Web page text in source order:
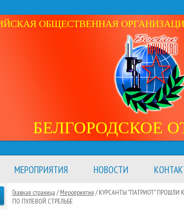
ОБЩЕСТВЕННАЯ
БЕЛГОРОДСКОЕ
МЕРОПРИЯТИЯ НОВОСТИ
Главная страница /Мероприятия /КУРСАНТЫ "ПАТРИОТ"
ПО ПУЛЕВОЙ СТРЕЛЬБЕ